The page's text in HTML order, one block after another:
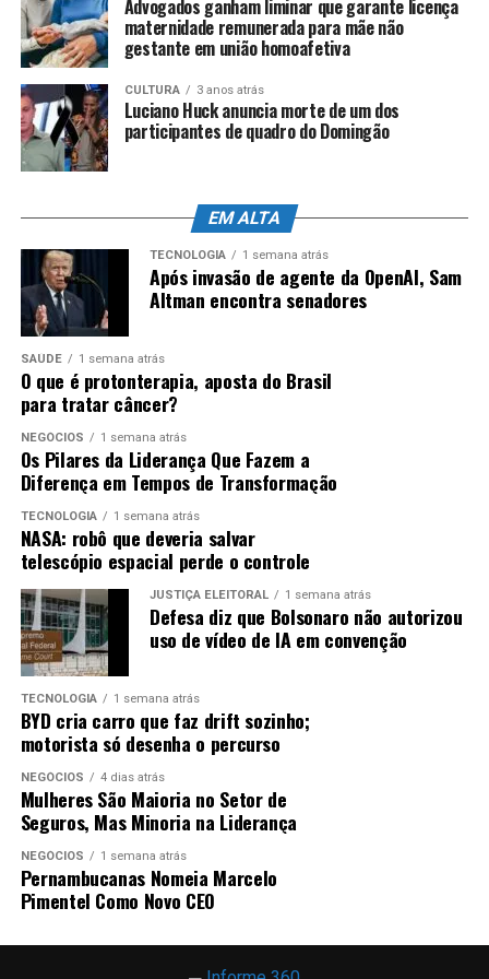
Na comunidade do Salgueiro, na Tijuca, na zona norte
da cidade, também foi registrado deslizamento de terra,
na Rua São Sebastião. Nenhum imóvel foi atingido e não
houve interdição de via.
Recomendações
A prefeitura do Rio recomenda à população que não se
desloque pelas regiões mais afetadas pela chuva. Veja
outras orientações:
Evite áreas sujeitas a alagamentos e/ou
deslizamentos;
Não force a passagem de veículos em áreas
alagadas;
Em casos de ventos fortes e/ou chuvas com
descargas elétricas, evite ficar próximo a árvores
ou em áreas descampadas;
Verifique se há sinais de rachaduras em sua
residência. Ao perceber trincas ou abalo na
estrutura, acione a Defesa Civil pelo número 199 e
evite ficar em casa;
Moradores de áreas de risco precisam ficar
atentos aos alertas sonoros. O acionamento das
sirenes indica perigo de deslizamento e as
pessoas devem se deslocar para os pontos de
apoio estabelecidos pela Defesa Civil municipal;
Previsão do tempo
Na quarta (17) e na quinta-feira (18), o tempo no Rio
ainda será influenciado pela entrada de ventos úmidos
do oceano. A nebulosidade estará variada, e a previsão é
Advogados ganham liminar que garante licença
maternidade remunerada para mãe não
gestante em união homoafetiva
CULTURA 3 anos atrás
Luciano Huck anuncia morte de um dos
participantes de quadro do Domingão
EM ALTA
TECNOLOGIA 1 semana atrás
Após invasão de agente da OpenAI, Sam
Altman encontra senadores
SAÚDE 1 semana atrás
O que é protonterapia, aposta do Brasil
para tratar câncer?
NEGÓCIOS 1 semana atrás
Os Pilares da Liderança Que Fazem a
Diferença em Tempos de Transformação
TECNOLOGIA 1 semana atrás
NASA: robô que deveria salvar
telescópio espacial perde o controle
JUSTIÇA ELEITORAL 1 semana atrás
Defesa diz que Bolsonaro não autorizou
uso de vídeo de IA em convenção
TECNOLOGIA 1 semana atrás
BYD cria carro que faz drift sozinho;
motorista só desenha o percurso
NEGÓCIOS 4 dias atrás
Mulheres São Maioria no Setor de
Seguros, Mas Minoria na Liderança
NEGÓCIOS 1 semana atrás
Pernambucanas Nomeia Marcelo
Pimentel Como Novo CEO